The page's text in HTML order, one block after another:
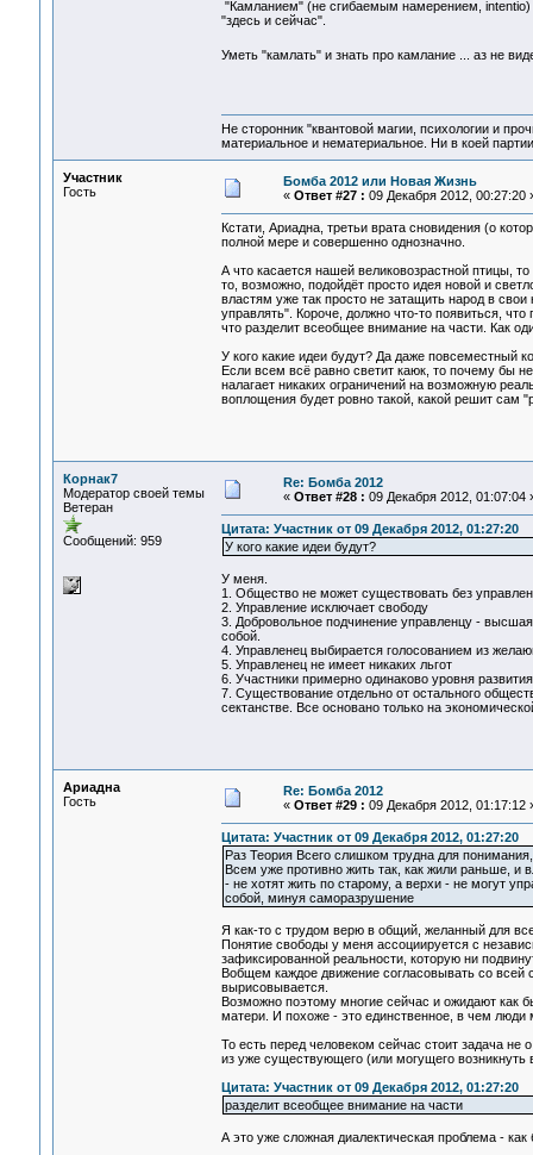
"Камланием" (не сгибаемым намерением, intentio)
"здесь и сейчас".
Уметь "камлать" и знать про камлание ... аз не
Не сторонник "квантовой магии, психологии и
материальное и нематериальное. Ни в коей
Участник
Гость
Бомба 2012 или Новая Жизнь
« Ответ #27 : 09 Декабря 2012, 00:27:20
Кстати, Ариадна, третьи врата сновидения (о
полной мере и совершенно однозначно.
А что касается нашей великовозрастной птицы,
то, возможно, подойдёт просто идея новой и
властям уже так просто не затащить народ в
управлять". Короче, должно что-то появиться,
что разделит всеобщее внимание на части. Как
У кого какие идеи будут? Да даже повсеместный
Если всем всё равно светит каюк, то почему бы
налагает никаких ограничений на возможную
воплощения будет ровно такой, какой решит сам
Корнак7
Модератор своей темы
Ветеран
Сообщений: 959
Re: Бомба 2012
« Ответ #28 : 09 Декабря 2012, 01:07:04
Цитата: Участник от 09 Декабря 2012, 01:27:20
У кого какие идеи будут?
У меня.
1. Общество не может существовать без
2. Управление исключает свободу
3. Добровольное подчинение управленцу -
собой.
4. Управленец выбирается голосованием из
5. Управленец не имеет никаких льгот
6. Участники примерно одинаково уровня
7. Существование отдельно от остального
сектанстве. Все основано только на
Ариадна
Гость
Re: Бомба 2012
« Ответ #29 : 09 Декабря 2012, 01:17:12
Цитата: Участник от 09 Декабря 2012, 01:27:20
Раз Теория Всего слишком трудна для
Всем уже противно жить так, как жили раньше, и
- не хотят жить по старому, а верхи - не могут
собой, минуя саморазрушение
Я как-то с трудом верю в общий, желанный для
Понятие свободы у меня ассоциируется с
зафиксированной реальности, которую ни
Вобщем каждое движение согласовывать со всей
вырисовывается.
Возможно поэтому многие сейчас и ожидают как
матери. И похоже - это единственное, в чем люди
То есть перед человеком сейчас стоит задача
из уже существующего (или могущего
Цитата: Участник от 09 Декабря 2012, 01:27:20
разделит всеобщее внимание на части
А это уже сложная диалектическая проблема -